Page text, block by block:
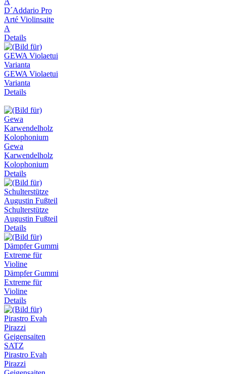
D´Addario Pro
Arté Violinsaite
A
Details
GEWA Violaetui
Varianta
Details
Gewa
Karwendelholz
Kolophonium
Details
Schulterstütze
Augustin Fußteil
Details
Dämpfer Gummi
Extreme für
Violine
Details
Pirastro Evah
Pirazzi